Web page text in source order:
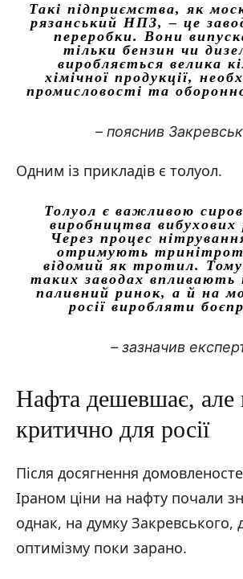
Такі підприємства, як
рязанський НПЗ, – це
переробки. Вони
тільки бензин чи
виробляється велика
хімічної продукції,
промисловості та
– пояснив
Одним із прикладів є толуол.
Толуол є важливою
виробництва вибухових
Через процес
отримують
відомий як тротил.
таких заводах впливають
паливний ринок, а й на
росії виробляти
– зазначив
Нафта дешевшає, але
критично для росії
Після досягнення
Іраном ціни на нафту почали
однак, на думку Закревського,
оптимізму поки зарано.